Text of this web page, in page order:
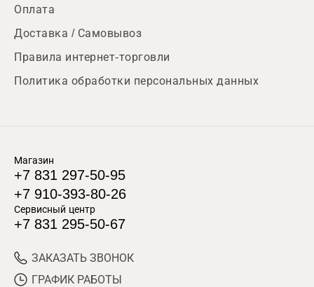
Оплата
Доставка / Самовывоз
Правила интернет-торговли
Политика обработки персональных данных
Магазин
+7 831 297-50-95
+7 910-393-80-26
Сервисный центр
+7 831 295-50-67
ЗАКАЗАТЬ ЗВОНОК
ГРАФИК РАБОТЫ